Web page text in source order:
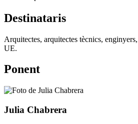
Destinataris
Arquitectes, arquitectes tècnics,
UE.
Ponent
Julia Chabrera